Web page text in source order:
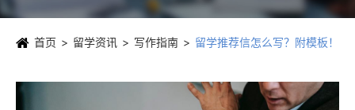
首页 留学资讯 写作指南 留学推荐信怎么写？附模板！